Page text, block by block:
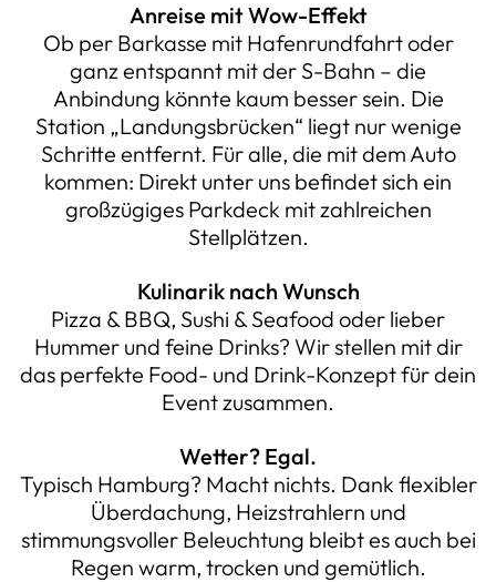
Anreise mit Wow-Effekt
Ob per Barkasse mit Hafenrundfahrt oder
ganz entspannt mit der S-Bahn – die
Anbindung könnte kaum besser sein. Die
Station „Landungsbrücken“ liegt nur wenige
Schritte entfernt. Für alle, die mit dem Auto
kommen: Direkt unter uns befindet sich ein
großzügiges Parkdeck mit zahlreichen
Stellplätzen.
Kulinarik nach Wunsch
Pizza & BBQ, Sushi & Seafood oder lieber
Hummer und feine Drinks? Wir stellen mit dir
das perfekte Food- und Drink-Konzept für dein
Event zusammen.
Wetter? Egal.
Typisch Hamburg? Macht nichts. Dank flexibler
Überdachung, Heizstrahlern und
stimmungsvoller Beleuchtung bleibt es auch bei
Regen warm, trocken und gemütlich.